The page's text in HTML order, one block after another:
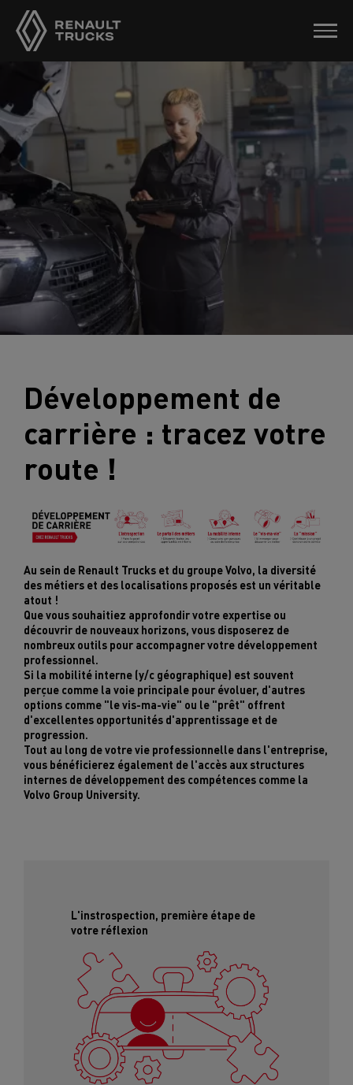
Développement de
carrière : tracez votre
route !
Au sein de Renault Trucks et du groupe Volvo, la diversité
des métiers et des localisations proposés est un véritable
atout !
Que vous souhaitiez approfondir votre expertise ou
découvrir de nouveaux horizons, vous disposerez de
nombreux outils pour accompagner votre développement
professionnel.
Si la mobilité interne (y/c géographique) est souvent
perçue comme la voie principale pour évoluer, d'autres
options comme "le vis-ma-vie" ou le "prêt" offrent
d'excellentes opportunités d'apprentissage et de
progression.
Tout au long de votre vie professionnelle dans l'entreprise,
vous bénéficierez également de l'accès aux structures
internes de développement des compétences comme la
Volvo Group University.
L'instrospection, première étape de
votre réflexion